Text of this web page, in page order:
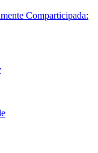
Comparticipada: